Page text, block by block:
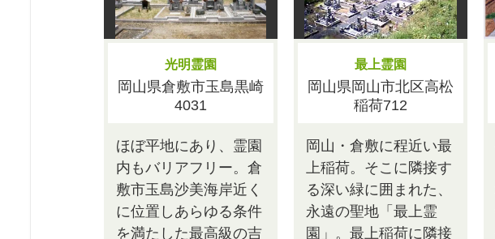
光明霊園
岡山県倉敷市玉島黒崎
4031
ほぼ平地にあり、霊園
内もバリアフリー。倉
敷市玉島沙美海岸近く
に位置しあらゆる条件
を満たした最高級の吉
最上霊園
岡山県岡山市北区高松
稲荷712
岡山・倉敷に程近い最
上稲荷。そこに隣接す
る深い緑に囲まれた、
永遠の聖地「最上霊
園」。最上稲荷に隣接